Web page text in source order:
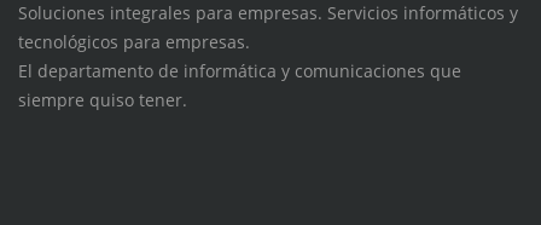
Soluciones integrales para empresas. Servicios informáticos y
tecnológicos para empresas.
El departamento de informática y comunicaciones que
siempre quiso tener.